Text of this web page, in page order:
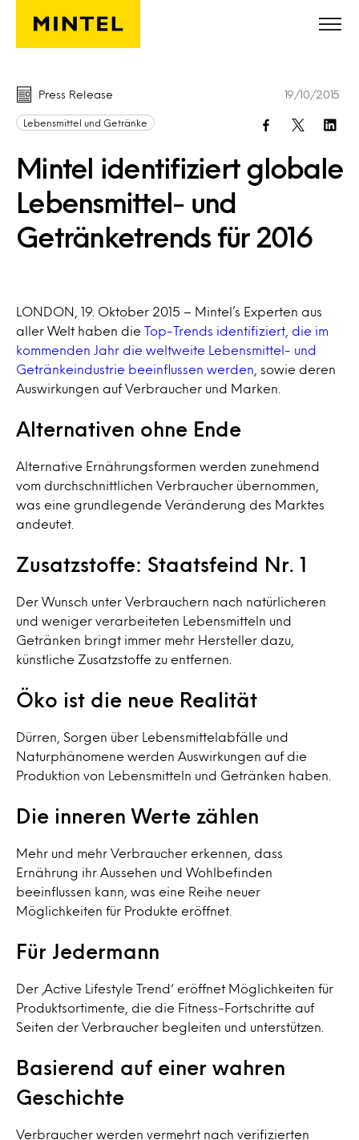
Skip to main content
Press Release
Lebensmittel und Getränke
Mintel identifiziert globale
Lebensmittel- und
Getränketrends für 2016
19/10/2015
LONDON, 19. Oktober 2015 – Mintel’s Experten aus
aller Welt haben die Top-Trends identifiziert, die im
kommenden Jahr die weltweite Lebensmittel- und
Getränkeindustrie beeinflussen werden , sowie deren
Auswirkungen auf Verbraucher und Marken.
Alternativen ohne Ende
Alternative Ernährungsformen werden zunehmend
vom durchschnittlichen Verbraucher übernommen,
was eine grundlegende Veränderung des Marktes
andeutet.
Zusatzstoffe: Staatsfeind Nr. 1
Der Wunsch unter Verbrauchern nach natürlicheren
und weniger verarbeiteten Lebensmitteln und
Getränken bringt immer mehr Hersteller dazu,
künstliche Zusatzstoffe zu entfernen.
Öko ist die neue Realität
Dürren, Sorgen über Lebensmittelabfälle und
Naturphänomene werden Auswirkungen auf die
Produktion von Lebensmitteln und Getränken haben.
Die inneren Werte zählen
Mehr und mehr Verbraucher erkennen, dass
Ernährung ihr Aussehen und Wohlbefinden
beeinflussen kann, was eine Reihe neuer
Möglichkeiten für Produkte eröffnet.
Für Jedermann
Der ‚Active Lifestyle Trend‘ eröffnet Möglichkeiten für
Produktsortimente, die die Fitness-Fortschritte auf
Seiten der Verbraucher begleiten und unterstützen.
Basierend auf einer wahren
Geschichte
Verbraucher werden vermehrt nach verifizierten